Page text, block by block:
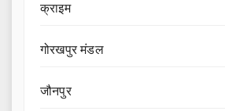
क्राइम
गोरखपुर मंडल
जौनपुर